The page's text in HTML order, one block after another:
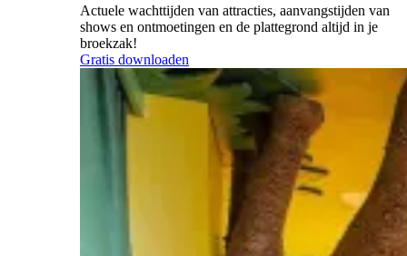
Actuele wachttijden van attracties, aanvangstijden van
shows en ontmoetingen en de plattegrond altijd in je
broekzak!
Gratis downloaden